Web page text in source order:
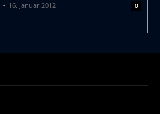
- 16. Januar 2012 0